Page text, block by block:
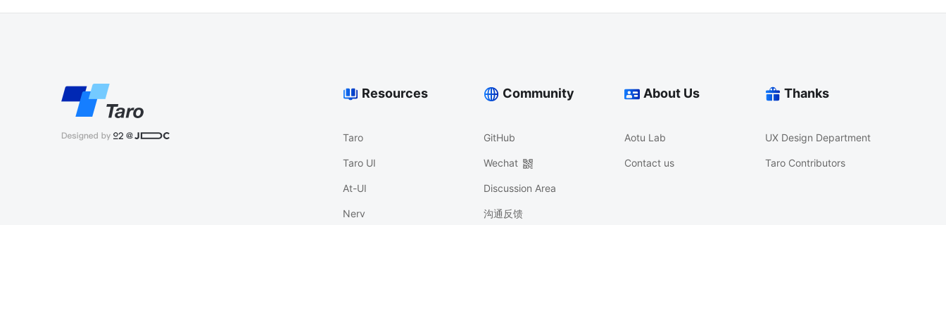
Resources
Taro
Taro UI
At-UI
Nerv
Community
GitHub
Wechat
Discussion Area
沟通反馈
About Us
Aotu Lab
Contact us
Thanks
UX Design Department
Taro Contributors